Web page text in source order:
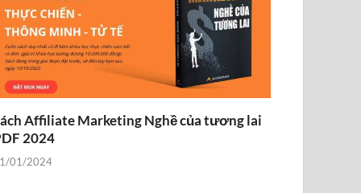
Affiliate Marketing Nghề của tương lai
2024
01/2024